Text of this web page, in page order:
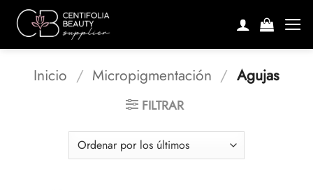
Saltar
contenido
Inicio / Micropigmentación / Agujas
FILTRAR